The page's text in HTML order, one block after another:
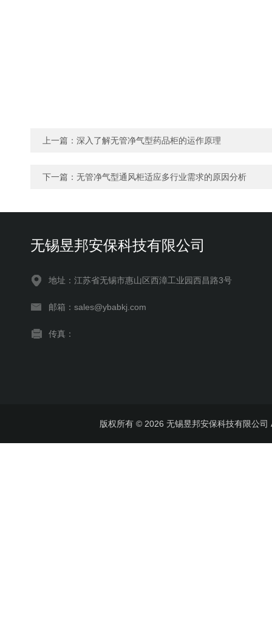
上一篇： 深入了解无管净气型药品柜的运作原理
下一篇： 无管净气型通风柜适应多行业需求的原因分析
无锡昱邦安保科技有限公司
地址：江苏省无锡市惠山区西漳工业园西昌路3号
邮箱：sales@ybabkj.com
传真：
版权所有 © 2026 无锡昱邦安保科技有限